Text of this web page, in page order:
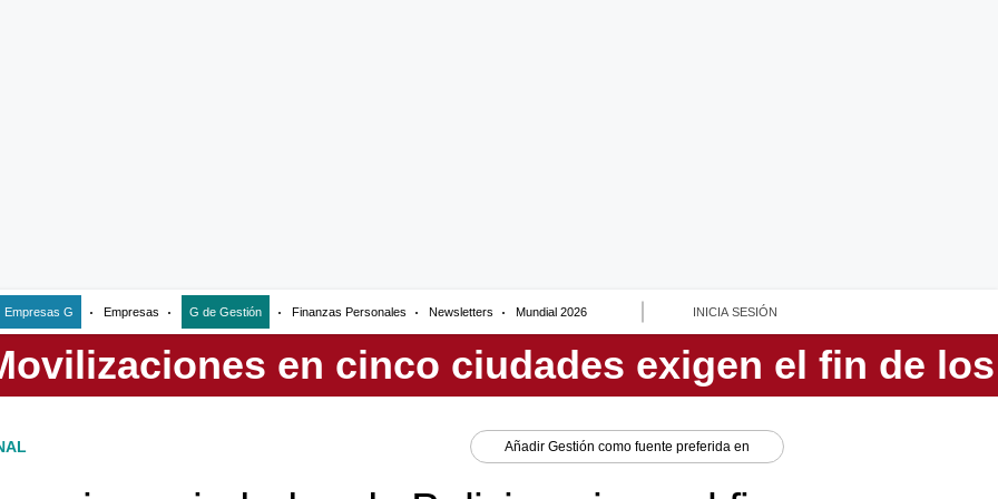
Empresas G Empresas G de Gestión Finanzas Personales Newsletters Mundial 2026 INICIA SESIÓN
Añadir Gestión como fuente preferida en